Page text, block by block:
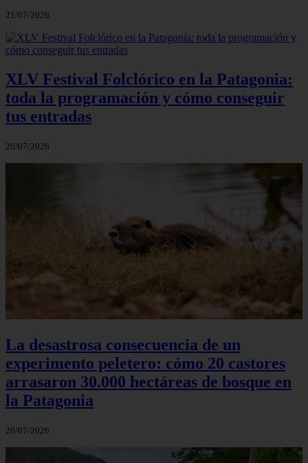
21/07/2026
XLV Festival Folclórico en la Patagonia:
toda la programación y cómo conseguir
tus entradas
20/07/2026
La desastrosa consecuencia de un
experimento peletero: cómo 20 castores
arrasaron 30.000 hectáreas de bosque en
la Patagonia
20/07/2026